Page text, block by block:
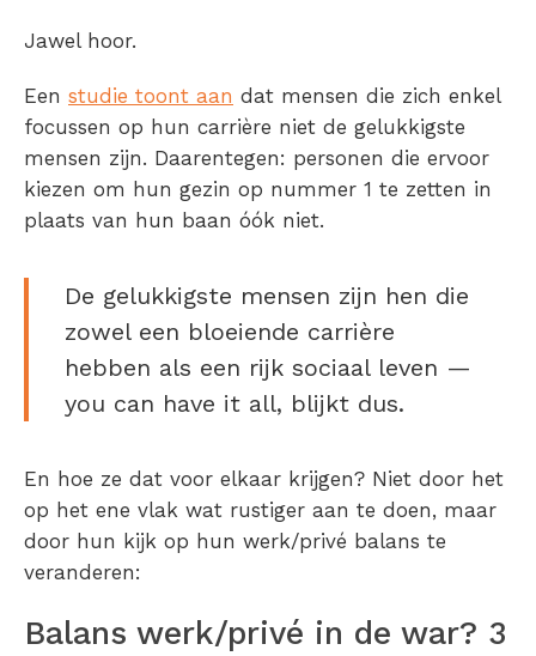
Jawel hoor.
Een studie toont aan dat mensen die zich enkel
focussen op hun carrière niet de gelukkigste
mensen zijn. Daarentegen: personen die ervoor
kiezen om hun gezin op nummer 1 te zetten in
plaats van hun baan óók niet.
De gelukkigste mensen zijn hen die
zowel een bloeiende carrière
hebben als een rijk sociaal leven —
you can have it all, blijkt dus.
En hoe ze dat voor elkaar krijgen? Niet door het
op het ene vlak wat rustiger aan te doen, maar
door hun kijk op hun werk/privé balans te
veranderen:
Balans werk/privé in de war? 3